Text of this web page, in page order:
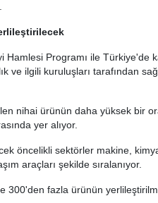
Hamlesi Programı ile Türkiye'de
ve ilgili kuruluşları tarafından
nihai ürünün daha yüksek bir
yer alıyor.
öncelikli sektörler makine,
araçları şekilde sıralanıyor.
300'den fazla ürünün